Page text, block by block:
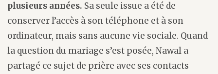
plusieurs années. Sa seule issue a été de
conserver l’accès à son téléphone et à son
ordinateur, mais sans aucune vie sociale. Quand
la question du mariage s’est posée, Nawal a
partagé ce sujet de prière avec ses contacts